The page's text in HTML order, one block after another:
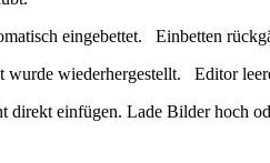
eingebettet. Einbetten
wurde wiederhergestellt. Editor
direkt einfügen. Lade Bilder hoch